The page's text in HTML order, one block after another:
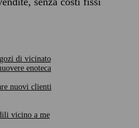
di vicinato
enoteca
nuovi clienti
vicino a me